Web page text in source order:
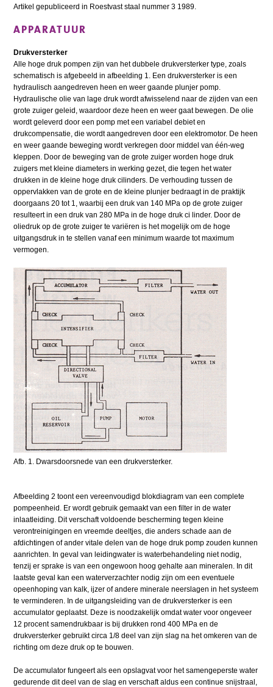
Artikel gepubliceerd in Roestvast staal nummer 3 1989.
APPARATUUR
Drukversterker
Alle hoge druk pompen zijn van het dubbele drukversterker type, zoals
schematisch is afgebeeld in afbeelding 1. Een drukversterker is een
hydraulisch aangedreven heen en weer gaande plunjer pomp.
Hydraulische olie van lage druk wordt afwisselend naar de zijden van een
grote zuiger geleid, waardoor deze heen en weer gaat bewegen. De olie
wordt geleverd door een pomp met een variabel debiet en
drukcompensatie, die wordt aangedreven door een elektromotor. De heen
en weer gaande beweging wordt verkregen door middel van één-weg
kleppen. Door de beweging van de grote zuiger worden hoge druk
zuigers met kleine diameters in werking gezet, die tegen het water
drukken in de kleine hoge druk cilinders. De verhouding tussen de
oppervlakken van de grote en de kleine plunjer bedraagt in de praktijk
doorgaans 20 tot 1, waarbij een druk van 140 MPa op de grote zuiger
resulteert in een druk van 280 MPa in de hoge druk ci linder. Door de
oliedruk op de grote zuiger te variëren is het mogelijk om de hoge
uitgangsdruk in te stellen vanaf een minimum waarde tot maximum
vermogen.
Afb. 1. Dwarsdoorsnede van een drukversterker.
Afbeelding 2 toont een vereenvoudigd blokdiagram van een complete
pompeenheid. Er wordt gebruik gemaakt van een filter in de water
inlaatleiding. Dit verschaft voldoende bescherming tegen kleine
verontreinigingen en vreemde deeltjes, die anders schade aan de
afdichtingen of ander vitale delen van de hoge druk pomp zouden kunnen
aanrichten. In geval van leidingwater is waterbehandeling niet nodig,
tenzij er sprake is van een ongewoon hoog gehalte aan mineralen. In dit
laatste geval kan een waterverzachter nodig zijn om een eventuele
opeenhoping van kalk, ijzer of andere minerale neerslagen in het systeem
te verminderen. In de uitgangsleiding van de drukversterker is een
accumulator geplaatst. Deze is noodzakelijk omdat water voor ongeveer
12 procent samendrukbaar is bij drukken rond 400 MPa en de
drukversterker gebruikt circa 1/8 deel van zijn slag na het omkeren van de
richting om deze druk op te bouwen.
De accumulator fungeert als een opslagvat voor het samengeperste water
gedurende dit deel van de slag en verschaft aldus een continue snijstraal,